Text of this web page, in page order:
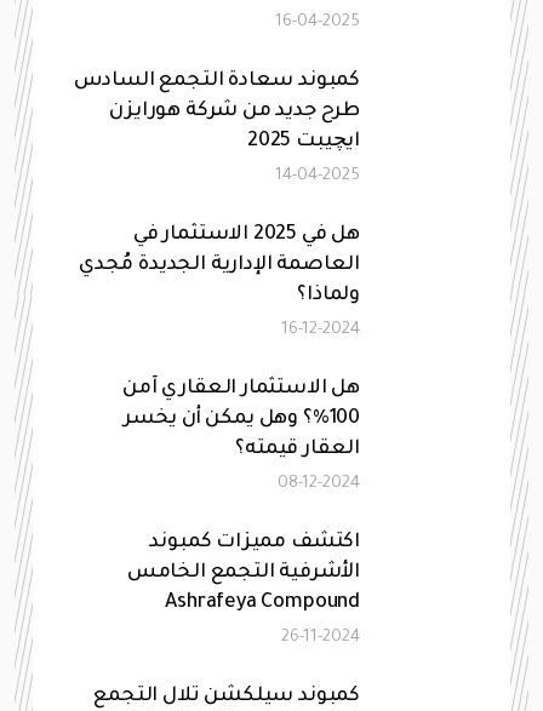
16-04-2025
كمبوند سعادة التجمع السادس
طرح جديد من شركة هورايزن
ايچيبت 2025
14-04-2025
هل في 2025 الاستثمار في
العاصمة الإدارية الجديدة مُجدي
ولماذا؟
16-12-2024
هل الاستثمار العقاري آمن
100%؟ وهل يمكن أن يخسر
العقار قيمته؟
08-12-2024
اكتشف مميزات كمبوند
الأشرفية التجمع الخامس
Ashrafeya Compound
26-11-2024
كمبوند سيلكشن تلال التجمع